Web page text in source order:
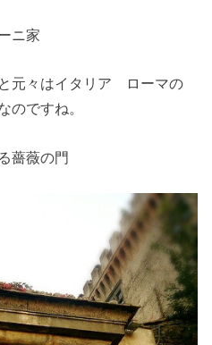
ニ家
元々はイタリア ローマの
のですね。
薔薇の門